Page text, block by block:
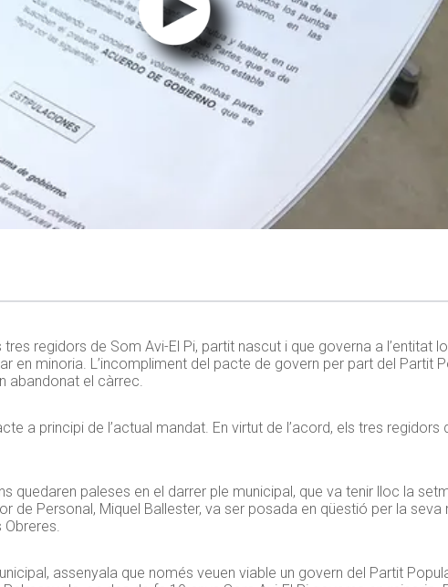
tres regidors de Som Avi-El Pi, partit nascut i que governa a l’entitat
en minoria. L’incompliment del pacte de govern per part del Partit
abandonat el càrrec.
a principi de l’actual mandat. En virtut de l’acord, els tres
quedaren paleses en el darrer ple municipal, que va tenir lloc la
de Personal, Miquel Ballester, va ser posada en qüestió per la
Obreres.
assenyala que només veuen viable un govern del Partit